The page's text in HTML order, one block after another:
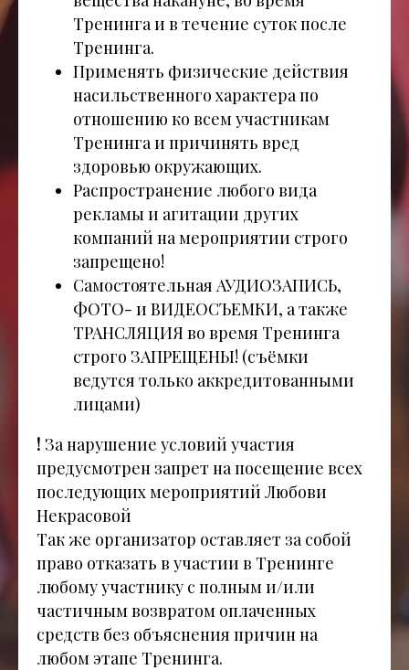
Тренинга и в течение суток после
Тренинга.
Применять физические действия
насильственного характера по
отношению ко всем участникам
Тренинга и причинять вред
здоровью окружающих.
Распространение любого вида
рекламы и агитации других
компаний на мероприятии строго
запрещено!
Самостоятельная АУДИОЗАПИСЬ,
ФОТО- и ВИДЕОСЪЕМКИ, а также
ТРАНСЛЯЦИЯ во время Тренинга
строго ЗАПРЕЩЕНЫ! (съёмки
ведутся только аккредитованными
лицами)
! За нарушение условий участия
предусмотрен запрет на посещение всех
последующих мероприятий Любови
Некрасовой
Так же организатор оставляет за собой
право отказать в участии в Тренинге
любому участнику с полным и/или
частичным возвратом оплаченных
средств без объяснения причин на
любом этапе Тренинга.